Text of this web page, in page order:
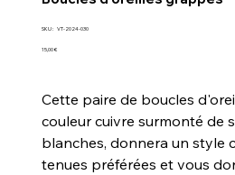
SKU : SKU
2024-
VT-2024-030
Prix
15,00 €
Cette paire de boucles
couleur cuivre surmonté de
blanches, donnera un style
tenues préférées et vous